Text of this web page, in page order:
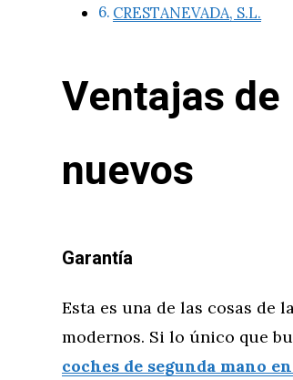
CRESTANEVADA, S.L.
Ventajas
nuevos
Garantía
Esta es una de las cosas de
modernos. Si lo único que
coches de segunda mano